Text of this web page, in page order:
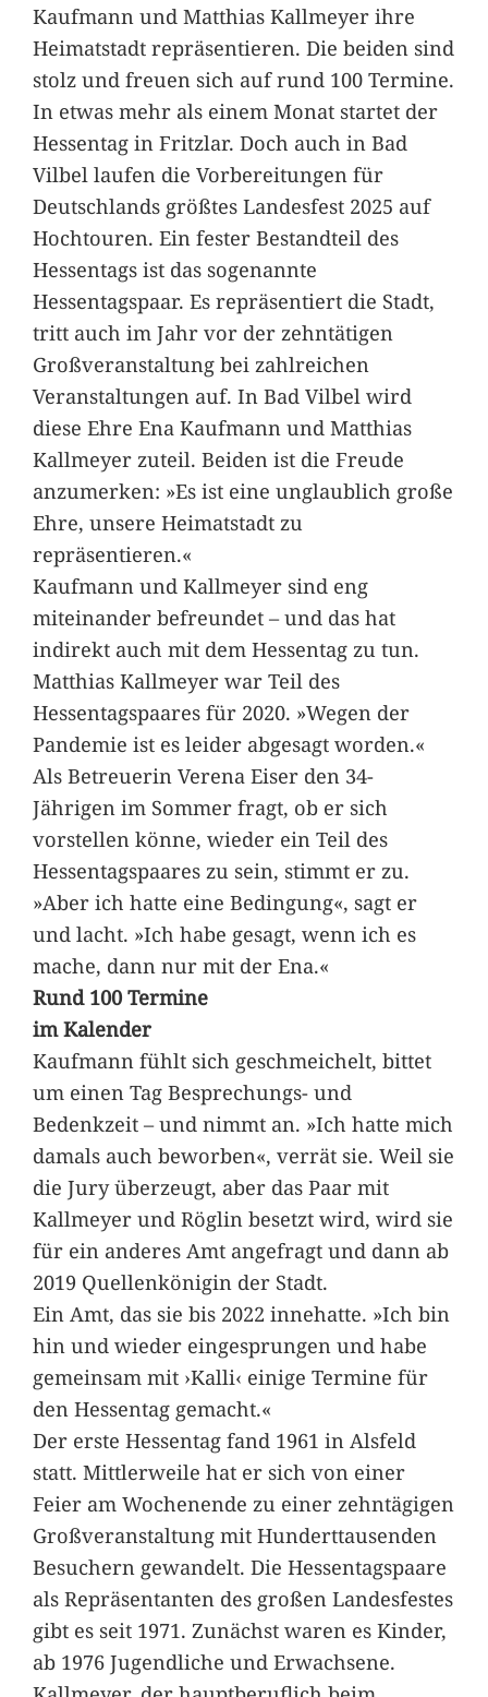
Kaufmann und Matthias Kallmeyer ihre
Heimatstadt repräsentieren. Die beiden sind
stolz und freuen sich auf rund 100 Termine.
In etwas mehr als einem Monat startet der
Hessentag in Fritzlar. Doch auch in Bad
Vilbel laufen die Vorbereitungen für
Deutschlands größtes Landesfest 2025 auf
Hochtouren. Ein fester Bestandteil des
Hessentags ist das sogenannte
Hessentagspaar. Es repräsentiert die Stadt,
tritt auch im Jahr vor der zehntätigen
Großveranstaltung bei zahlreichen
Veranstaltungen auf. In Bad Vilbel wird
diese Ehre Ena Kaufmann und Matthias
Kallmeyer zuteil. Beiden ist die Freude
anzumerken: »Es ist eine unglaublich große
Ehre, unsere Heimatstadt zu
repräsentieren.«
Kaufmann und Kallmeyer sind eng
miteinander befreundet – und das hat
indirekt auch mit dem Hessentag zu tun.
Matthias Kallmeyer war Teil des
Hessentagspaares für 2020. »Wegen der
Pandemie ist es leider abgesagt worden.«
Als Betreuerin Verena Eiser den 34-
Jährigen im Sommer fragt, ob er sich
vorstellen könne, wieder ein Teil des
Hessentagspaares zu sein, stimmt er zu.
»Aber ich hatte eine Bedingung«, sagt er
und lacht. »Ich habe gesagt, wenn ich es
mache, dann nur mit der Ena.«
Rund 100 Termine
im Kalender
Kaufmann fühlt sich geschmeichelt, bittet
um einen Tag Besprechungs- und
Bedenkzeit – und nimmt an. »Ich hatte mich
damals auch beworben«, verrät sie. Weil sie
die Jury überzeugt, aber das Paar mit
Kallmeyer und Röglin besetzt wird, wird sie
für ein anderes Amt angefragt und dann ab
2019 Quellenkönigin der Stadt.
Ein Amt, das sie bis 2022 innehatte. »Ich bin
hin und wieder eingesprungen und habe
gemeinsam mit ›Kalli‹ einige Termine für
den Hessentag gemacht.«
Der erste Hessentag fand 1961 in Alsfeld
statt. Mittlerweile hat er sich von einer
Feier am Wochenende zu einer zehntägigen
Großveranstaltung mit Hunderttausenden
Besuchern gewandelt. Die Hessentagspaare
als Repräsentanten des großen Landesfestes
gibt es seit 1971. Zunächst waren es Kinder,
ab 1976 Jugendliche und Erwachsene.